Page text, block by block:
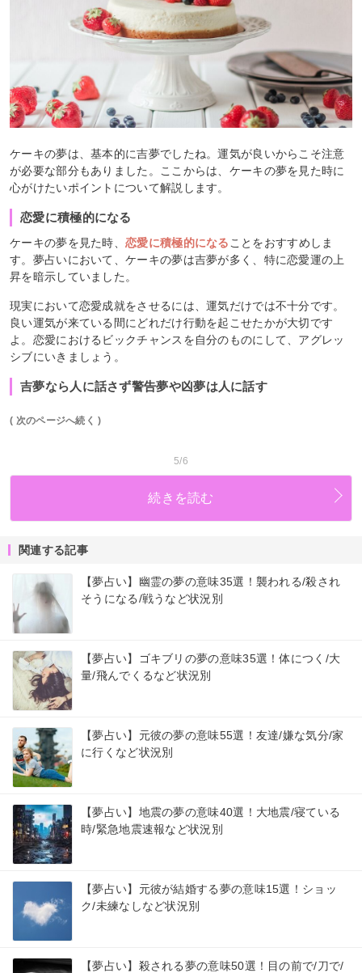
ケーキの夢は、基本的に吉夢でしたね。運気が良いからこそ注意
が必要な部分もありました。ここからは、ケーキの夢を見た時に
心がけたいポイントについて解説します。
恋愛に積極的になる
ケーキの夢を見た時、恋愛に積極的になる ことをおすすめしま
す。夢占いにおいて、ケーキの夢は吉夢が多く、特に恋愛運の上
昇を暗示していました。
現実において恋愛成就をさせるには、運気だけでは不十分です。
良い運気が来ている間にどれだけ行動を起こせたかが大切です
よ。恋愛におけるビックチャンスを自分のものにして、アグレッ
シブにいきましょう。
吉夢なら人に話さず警告夢や凶夢は人に話す
( 次のページへ続く )
5/6
続きを読む
関連する記事
【夢占い】幽霊の夢の意味35選！襲われる/殺され
そうになる/戦うなど状況別
【夢占い】ゴキブリの夢の意味35選！体につく/大
量/飛んでくるなど状況別
【夢占い】元彼の夢の意味55選！友達/嫌な気分/家
に行くなど状況別
【夢占い】地震の夢の意味40選！大地震/寝ている
時/緊急地震速報など状況別
【夢占い】元彼が結婚する夢の意味15選！ショッ
ク/未練なしなど状況別
【夢占い】殺される夢の意味50選！目の前で/刀で/